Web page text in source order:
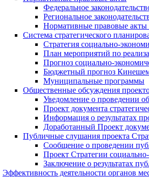
Федеральное
Региональное
Нормативные правовые
Система стратегического
Стратегия социально-
План мероприятий по
Прогноз социально-
Бюджетный прогноз
Муниципальные программы
Общественные обсуждения
Уведомление о проведении
Проект документа
Информация о результатах
Доработанный Проект
Публичные слушания проекта
Сообщение о проведении
Проект Стратегии
Заключение о результатах
Эффективность деятельности органов